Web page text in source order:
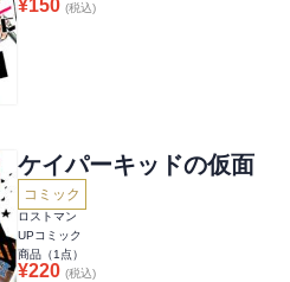
¥150 (税込)
ケイパーキッドの仮面
コミック
ロストマン
UPコミック
商品（1 点）
¥220 (税込)